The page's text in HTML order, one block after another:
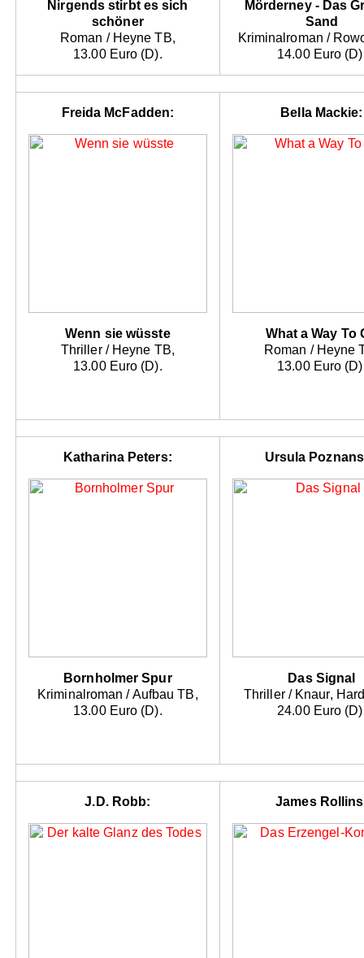
Nirgends stirbt es sich
schöner
Roman / Heyne TB,
13.00 Euro (D).
Mörderney - Das
Sand
Kriminalroman /
14.00 Euro
Freida McFadden:
Wenn sie wüsste
Thriller / Heyne TB,
13.00 Euro (D).
Bella Mackie:
What a Way To
Roman / Heyne
13.00 Euro
Katharina Peters:
Bornholmer Spur
Kriminalroman / Aufbau TB,
13.00 Euro (D).
Ursula
Das Signal
Thriller / Knaur,
24.00 Euro
J.D. Robb: James